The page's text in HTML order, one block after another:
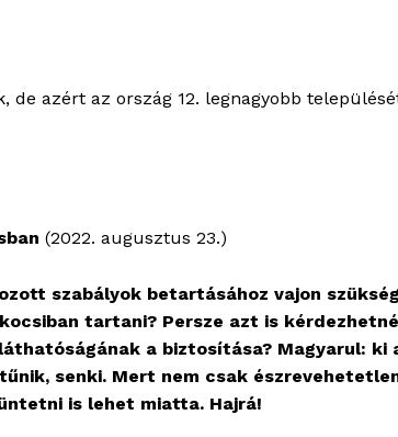
de azért az ország 12. legnagyobb
(2022. augusztus 23.)
szabályok betartásához vajon
tartani? Persze azt is
a biztosítása? Magyarul: ki
senki. Mert nem csak
is lehet miatta. Hajrá!